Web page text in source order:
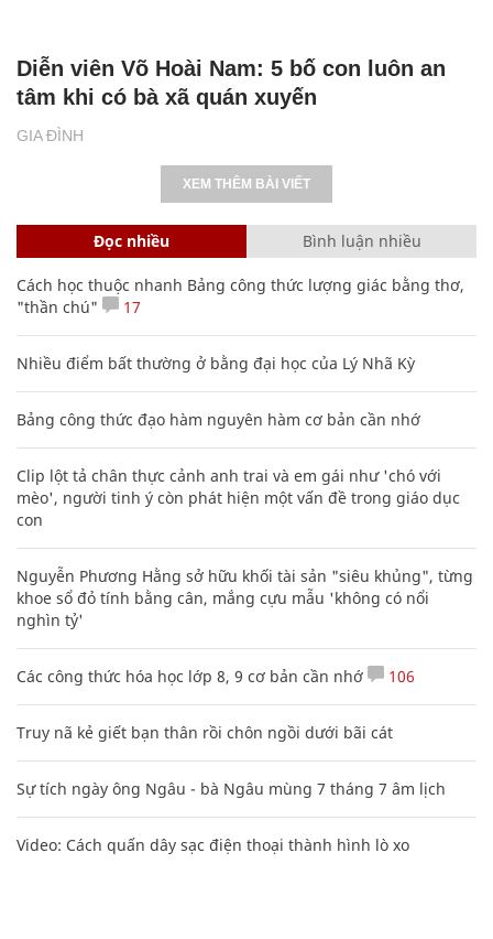
GIA ĐÌNH
Diễn viên Võ Hoài Nam: 5 bố con luôn an
tâm khi có bà xã quán xuyến
XEM THÊM BÀI VIẾT
Đọc nhiều Bình luận nhiều
Cách học thuộc nhanh Bảng công thức lượng giác bằng thơ,
"thần chú"
17
Nhiều điểm bất thường ở bằng đại học của Lý Nhã Kỳ
Bảng công thức đạo hàm nguyên hàm cơ bản cần nhớ
Clip lột tả chân thực cảnh anh trai và em gái như 'chó với
mèo', người tinh ý còn phát hiện một vấn đề trong giáo dục
con
Nguyễn Phương Hằng sở hữu khối tài sản "siêu khủng", từng
khoe sổ đỏ tính bằng cân, mắng cựu mẫu 'không có nổi
nghìn tỷ'
Các công thức hóa học lớp 8, 9 cơ bản cần nhớ 106
Truy nã kẻ giết bạn thân rồi chôn ngồi dưới bãi cát
Sự tích ngày ông Ngâu - bà Ngâu mùng 7 tháng 7 âm lịch
Video: Cách quấn dây sạc điện thoại thành hình lò xo